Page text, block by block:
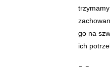
go na
ich